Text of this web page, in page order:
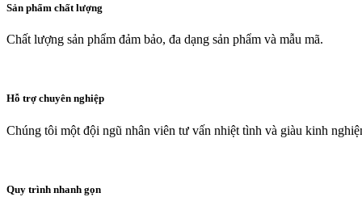
Sản phẩm chất lượng
Chất lượng sản phẩm đảm bảo, đa dạng sản phẩm và mẫu mã.
Hỗ trợ chuyên nghiệp
Chúng tôi một đội ngũ nhân viên tư vấn nhiệt tình và giàu kinh
Quy trình nhanh gọn